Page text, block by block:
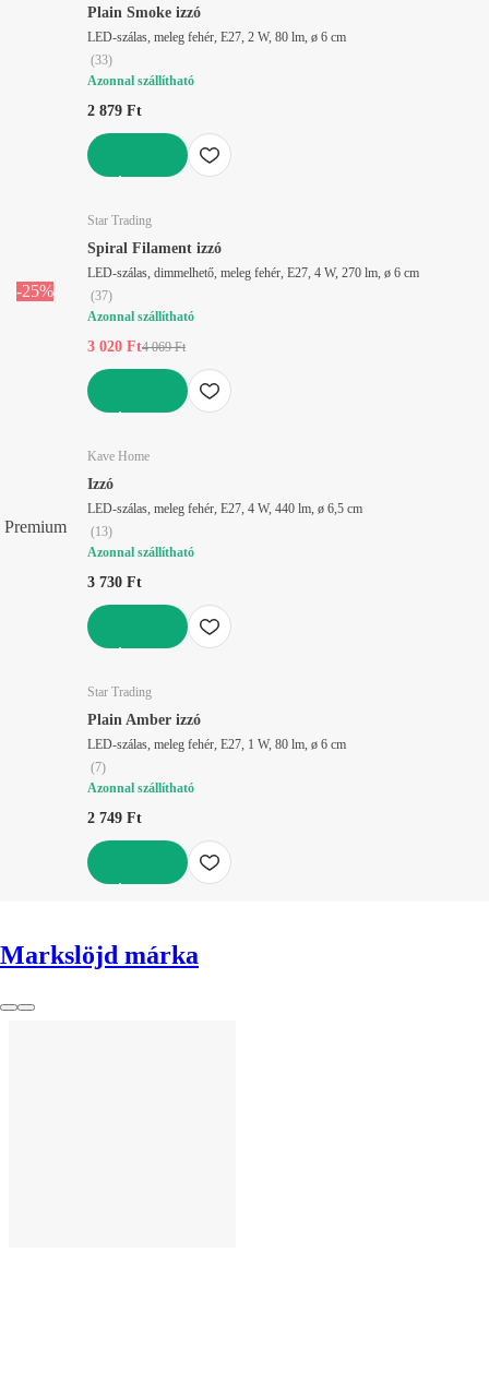
Plain Smoke izzó
LED-szálas, meleg fehér, E27, 2 W, 80 lm, ø 6 cm
(33)
Azonnal szállítható
2 879 Ft
-25%
Star Trading
Spiral Filament izzó
LED-szálas, dimmelhető, meleg fehér, E27, 4 W, 270 lm, ø 6 cm
(37)
Azonnal szállítható
3 020 Ft4 069 Ft
Premium
Kave Home
Izzó
LED-szálas, meleg fehér, E27, 4 W, 440 lm, ø 6,5 cm
(13)
Azonnal szállítható
3 730 Ft
Star Trading
Plain Amber izzó
LED-szálas, meleg fehér, E27, 1 W, 80 lm, ø 6 cm
(7)
Azonnal szállítható
2 749 Ft
Markslöjd márka